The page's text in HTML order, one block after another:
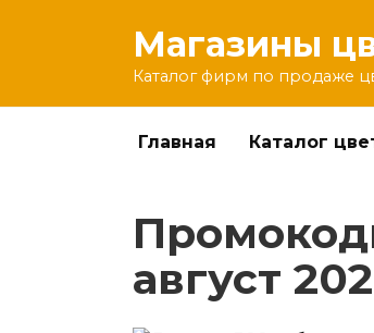
Магазины
Каталог фирм по продаже
Главная Каталог
август